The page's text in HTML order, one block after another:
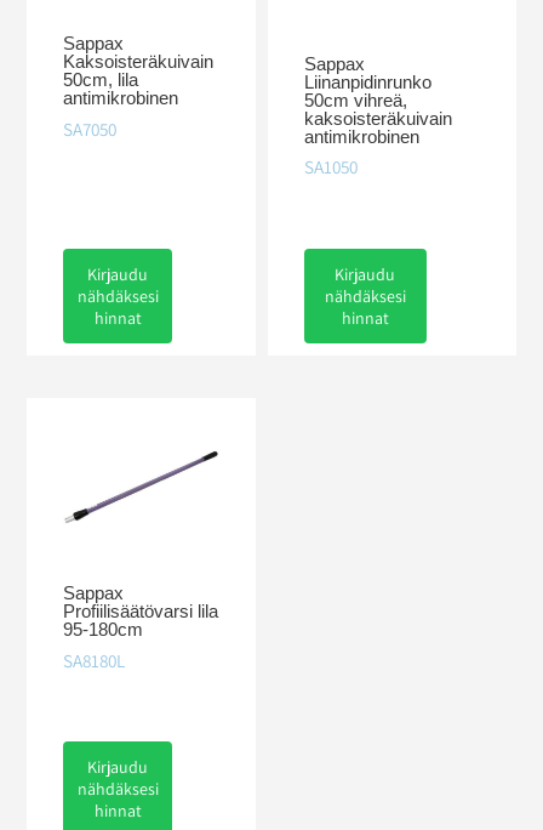
Sappax
Kaksoisteräkuivain
50cm, lila
antimikrobinen
SA7050
Kirjaudu
nähdäksesi
hinnat
Sappax
Liinanpidinrunko
50cm vihreä,
kaksoisteräkuivain
antimikrobinen
SA1050
Kirjaudu
nähdäksesi
hinnat
Sappax
Profiilisäätövarsi lila
95-180cm
SA8180L
Kirjaudu
nähdäksesi
hinnat